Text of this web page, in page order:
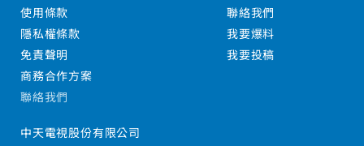
使用條款
隱私權條款
免責聲明
商務合作方案
聯絡我們
我要爆料
我要投稿
聯絡我們
中天電視股份有限公司